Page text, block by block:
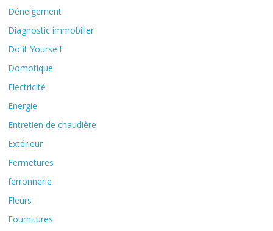
Déneigement
Diagnostic immobilier
Do it Yourself
Domotique
Electricité
Energie
Entretien de chaudière
Extérieur
Fermetures
ferronnerie
Fleurs
Fournitures